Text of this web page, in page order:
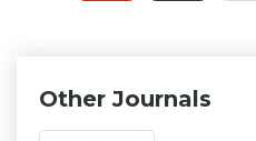
Other Journals